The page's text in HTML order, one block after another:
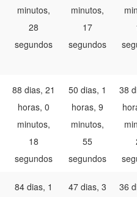
minutos,
28
segundos
minutos,
17
segundos
88 dias, 21
horas, 0
minutos,
18
segundos
50 dias, 1
horas, 9
minutos,
55
segundos
38
84 dias, 1
47 dias, 3
36